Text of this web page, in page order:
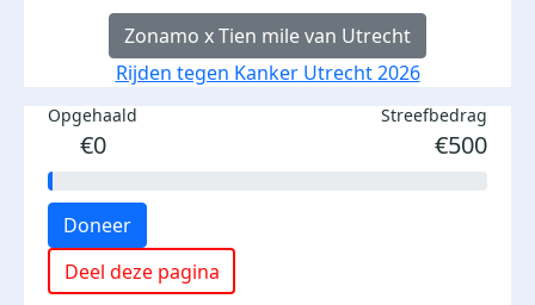
Zonamo x Tien mile van Utrecht
Rijden tegen Kanker Utrecht 2026
Opgehaald
€0
Streefbedrag
€500
Doneer
Deel deze pagina